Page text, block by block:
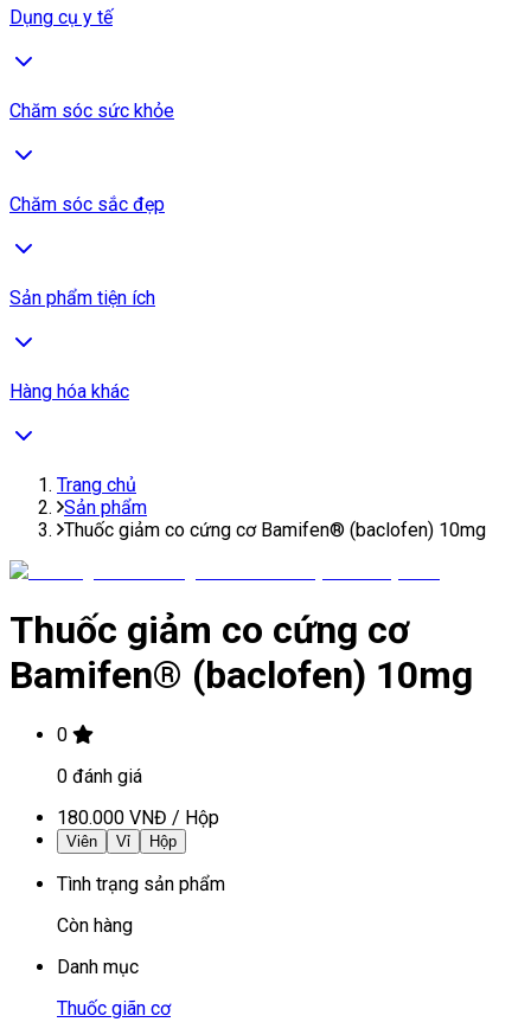
Dụng cụ y tế
Chăm sóc sức khỏe
Chăm sóc sắc đẹp
Sản phẩm tiện ích
Hàng hóa khác
Trang chủ
Sản phẩm
Thuốc giảm co cứng cơ Bamifen® (baclofen) 10mg
Thuốc giảm co cứng cơ
Bamifen® (baclofen) 10mg
0
0 đánh giá
180.000 VNĐ / Hộp
Viên Vỉ Hộp
Tình trạng sản phẩm
Còn hàng
Danh mục
Thuốc giãn cơ